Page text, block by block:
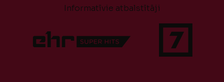
Informatīvie atbalstītāji